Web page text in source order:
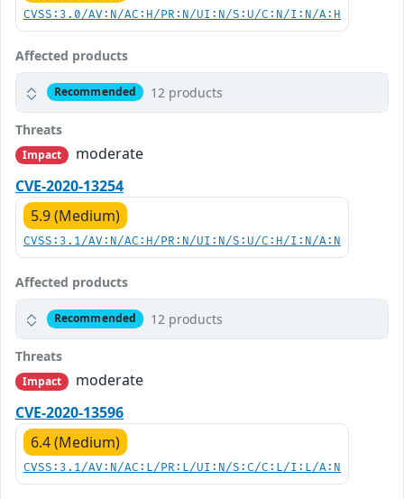
CVSS:3.0/AV:N/AC:H/PR:N/UI:N/S:U/C:N/I:N/A:H
Affected products
Recommended 12 products
Threats
Impact
moderate
CVE-2020-13254
5.9 (Medium)
CVSS:3.1/AV:N/AC:H/PR:N/UI:N/S:U/C:H/I:N/A:N
Affected products
Recommended 12 products
Threats
Impact
moderate
CVE-2020-13596
6.4 (Medium)
CVSS:3.1/AV:N/AC:L/PR:L/UI:N/S:C/C:L/I:L/A:N